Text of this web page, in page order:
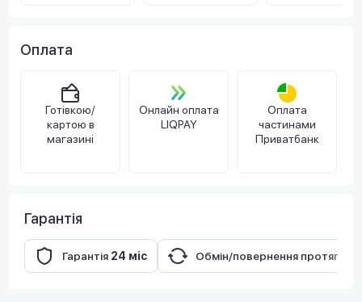
Оплата
Готівкою/
картою в
магазині
Онлайн оплата
LIQPAY
Оплата
частинами
Приватбанк
Гарантія
Гарантія 24 міс Обмін/повернення протягом